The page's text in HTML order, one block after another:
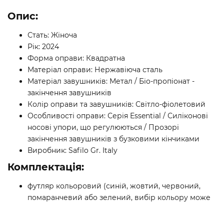
Опис:
Стать: Жіноча
Рік: 2024
Форма оправи: Квадратна
Матеріал оправи: Нержавіюча сталь
Матеріал завушників: Метал / Біо-пропіонат -
закінчення завушників
Колір оправи та завушників: Світло-фіолетовий
Особливості оправи: Серія Essential / Силіконові
носові упори, що регулюються / Прозорі
закінчення завушників з бузковими кінчиками
Виробник: Safilo Gr. Italy
Комплектація:
футляр кольоровий (синій, жовтий, червоний,
помаранчевий або зелений, вибір кольору може